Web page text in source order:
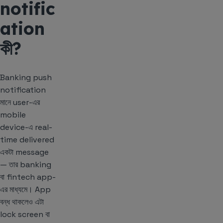
notific
ation
কী?
Banking push
notification
মানে user-এর
mobile
device-এ real-
time delivered
একটা message
— তার banking
বা fintech app-
এর মাধ্যমে। App
বন্ধ থাকলেও এটা
lock screen বা